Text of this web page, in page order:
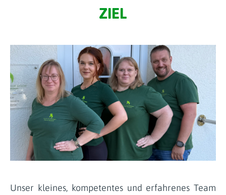
ZIEL
Unser kleines, kompetentes und erfahrenes Team